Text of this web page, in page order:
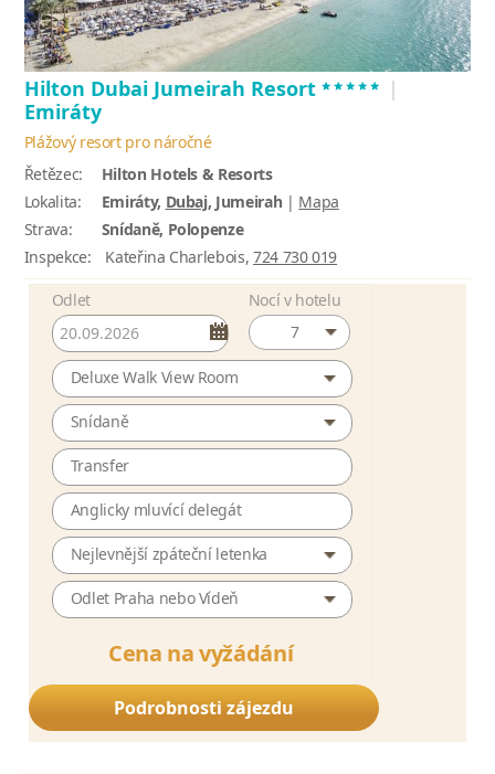
Hilton Dubai Jumeirah Resort ***** |
Emiráty
Plážový resort pro náročné
Řetězec:
Hilton Hotels & Resorts
Lokalita:
Emiráty, Dubaj, Jumeirah | Mapa
Strava:
Snídaně, Polopenze
Inspekce:
Kateřina Charlebois, 724 730 019
Odlet
Nocí v hotelu
7
Deluxe Walk View Room
Snídaně
Transfer
Anglicky mluvící delegát
Nejlevnější zpáteční letenka
Odlet Praha nebo Vídeň
Cena na vyžádání
Podrobnosti zájezdu